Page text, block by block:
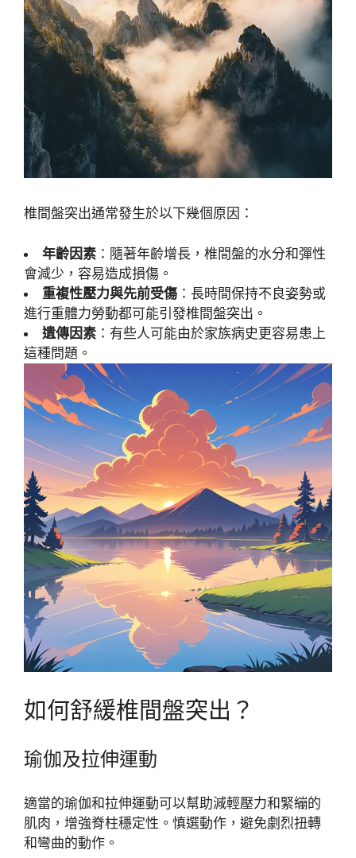
椎間盤突出通常發生於以下幾個原因：
年齡因素 ：隨著年齡增長，椎間盤的水分和彈性
會減少，容易造成損傷。
重複性壓力與先前受傷 ：長時間保持不良姿勢或
進行重體力勞動都可能引發椎間盤突出。
遺傳因素 ：有些人可能由於家族病史更容易患上
這種問題。
如何舒緩椎間盤突出？
瑜伽及拉伸運動
適當的瑜伽和拉伸運動可以幫助減輕壓力和緊繃的
肌肉，增強脊柱穩定性。慎選動作，避免劇烈扭轉
和彎曲的動作。